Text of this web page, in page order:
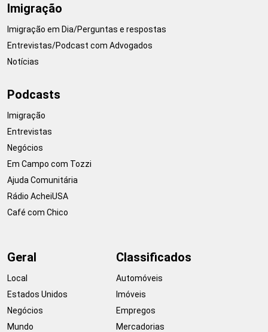
Imigração
Imigração em Dia/Perguntas e respostas
Entrevistas/Podcast com Advogados
Notícias
Podcasts
Imigração
Entrevistas
Negócios
Em Campo com Tozzi
Ajuda Comunitária
Rádio AcheiUSA
Café com Chico
Geral
Local
Estados Unidos
Negócios
Mundo
Classificados
Automóveis
Imóveis
Empregos
Mercadorias